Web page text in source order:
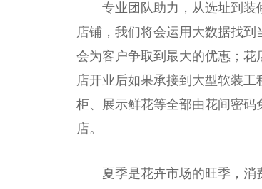
专业团队助力，从选址到
店铺，我们将会运用大数据找
会为客户争取到最大的优惠；
店开业后如果承接到大型软装
柜、展示鲜花等全部由花间密
店。
夏季是花卉市场的旺季，